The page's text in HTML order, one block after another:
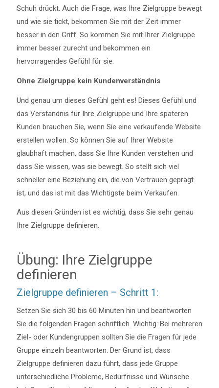
Schuh drückt. Auch die Frage, was Ihre Zielgruppe bewegt
und wie sie tickt, bekommen Sie mit der Zeit immer
besser in den Griff. So kommen Sie mit Ihrer Zielgruppe
immer besser zurecht und bekommen ein
hervorragendes Gefühl für sie.
Ohne Zielgruppe kein Kundenverständnis
Und genau um dieses Gefühl geht es! Dieses Gefühl und
das Verständnis für Ihre Zielgruppe und Ihre späteren
Kunden brauchen Sie, wenn Sie eine verkaufende Website
erstellen wollen. So können Sie auf Ihrer Website
glaubhaft machen, dass Sie Ihre Kunden verstehen und
dass Sie wissen, was sie bewegt. So stellt sich viel
schneller eine Beziehung ein, die von Vertrauen geprägt
ist, und das ist mit das Wichtigste beim Verkaufen.
Aus diesen Gründen ist es wichtig, dass Sie sehr genau
Ihre Zielgruppe definieren.
Übung: Ihre Zielgruppe
definieren
Zielgruppe definieren – Schritt 1:
Setzen Sie sich 30 bis 60 Minuten hin und beantworten
Sie die folgenden Fragen schriftlich. Wichtig: Bei mehreren
Ziel- oder Kundengruppen sollten Sie die Fragen für jede
Gruppe einzeln beantworten. Der Grund ist, dass
Zielgruppe definieren dazu führt, dass jede Gruppe
unterschiedliche Probleme, Bedürfnisse und Wünsche